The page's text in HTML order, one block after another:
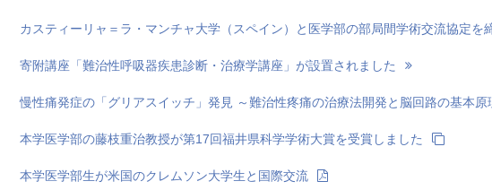
カスティーリャ＝ラ・マンチャ大学（スペイン）と医学部の部局間学術交流協定を
寄附講座「難治性呼吸器疾患診断・治療学講座」が設置されました
慢性痛発症の「グリアスイッチ」発見 ～難治性疼痛の治療法開発と脳回路の基本原
本学医学部の藤枝重治教授が第17回福井県科学学術大賞を受賞しました
本学医学部生が米国のクレムソン大学生と国際交流